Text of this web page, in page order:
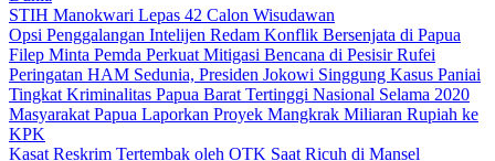
STIH Manokwari Lepas 42 Calon Wisudawan
Opsi Penggalangan Intelijen Redam Konflik Bersenjata di Papua
Filep Minta Pemda Perkuat Mitigasi Bencana di Pesisir Rufei
Peringatan HAM Sedunia, Presiden Jokowi Singgung Kasus Paniai
Tingkat Kriminalitas Papua Barat Tertinggi Nasional Selama 2020
Masyarakat Papua Laporkan Proyek Mangkrak Miliaran Rupiah ke
KPK
Kasat Reskrim Tertembak oleh OTK Saat Ricuh di Mansel